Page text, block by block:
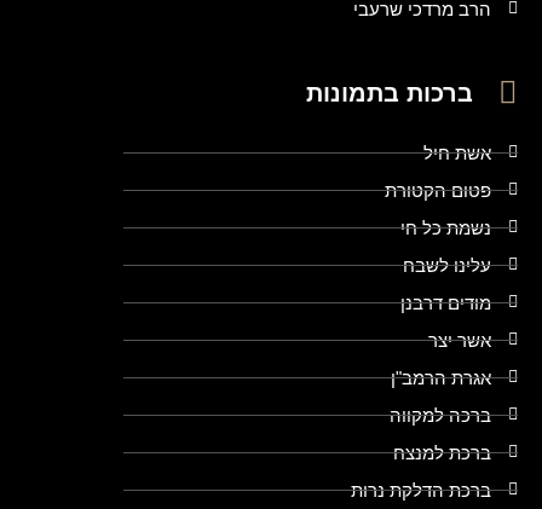
הרב מרדכי שרעבי
ברכות בתמונות
אשת חיל
פטום הקטורת
נשמת כל חי
עלינו לשבח
מודים דרבנן
אשר יצר
אגרת הרמב"ן
ברכה למקווה
ברכת למנצח
ברכת הדלקת נרות